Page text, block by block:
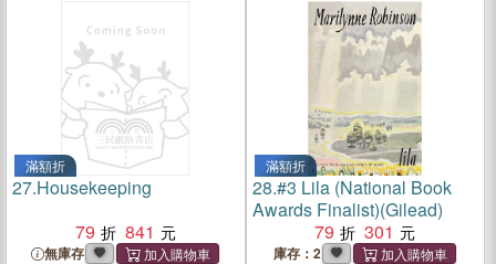
滿額折
27.Housekeeping
79
841
無庫存
滿額折
28.#3 Lila (National Book
Awards Finalist)(Gilead)
79
301
庫存：2